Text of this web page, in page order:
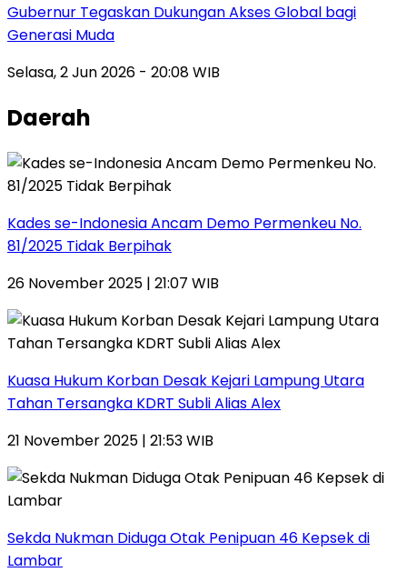
Gubernur Tegaskan Dukungan Akses Global bagi
Generasi Muda
Selasa, 2 Jun 2026 - 20:08 WIB
Daerah
Kades se-Indonesia Ancam Demo Permenkeu No.
81/2025 Tidak Berpihak
26 November 2025 | 21:07 WIB
Kuasa Hukum Korban Desak Kejari Lampung Utara
Tahan Tersangka KDRT Subli Alias Alex
21 November 2025 | 21:53 WIB
Sekda Nukman Diduga Otak Penipuan 46 Kepsek di
Lambar